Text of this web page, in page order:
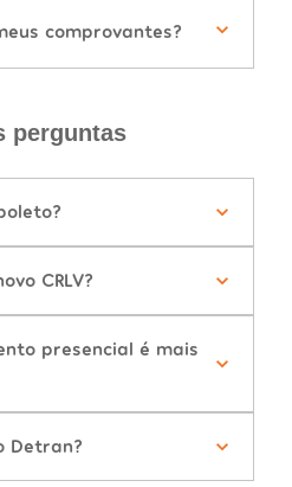
comprovantes?
perguntas
CRLV?
presencial é mais
Detran?